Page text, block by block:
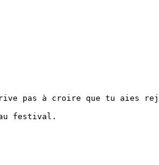
pas à croire que tu aies
festival.